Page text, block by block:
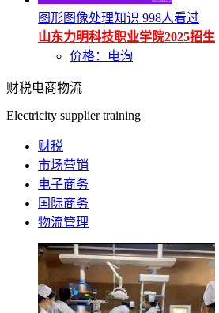
图形图像处理知识 998人看过
山东力明科技职业学院2025招生
价格：电询
财税电商物流
Electricity supplier training
财税
市场营销
电子商务
国际商务
物流管理